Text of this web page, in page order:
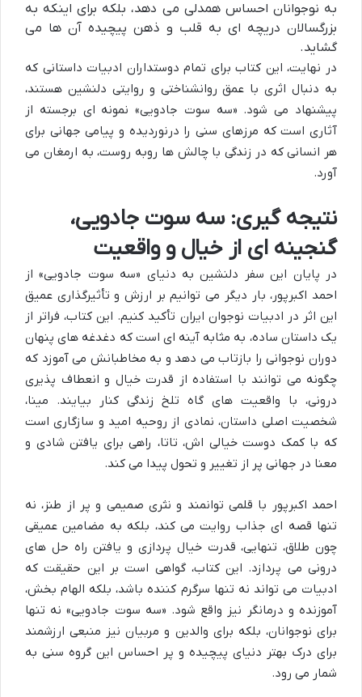
به نوجوانان احساس همدلی می دهد، بلکه برای اینکه به
بزرگسالان دریچه ای به قلب و ذهن پیچیده آن ها می
گشاید.
در نهایت، این کتاب برای تمام دوستداران ادبیات داستانی که
به دنبال اثری با عمق روانشناختی و روایتی دلنشین هستند،
پیشنهاد می شود. «سه سوت جادویی» نمونه ای برجسته از
آثاری است که مرزهای سنی را درنوردیده و پیامی جهانی برای
هر انسانی که در زندگی با چالش ها روبه روست، به ارمغان می
آورد.
نتیجه گیری: سه سوت جادویی،
گنجینه ای از خیال و واقعیت
در پایان این سفر دلنشین به دنیای «سه سوت جادویی» از
احمد اکبرپور، بار دیگر می توانیم بر ارزش و تأثیرگذاری عمیق
این اثر در ادبیات نوجوان ایران تأکید کنیم. این کتاب، فراتر از
یک داستان ساده، به مثابه آینه ای است که دغدغه های پنهان
دوران نوجوانی را بازتاب می دهد و به مخاطبانش می آموزد که
چگونه می توانند با استفاده از قدرت خیال و انعطاف پذیری
درونی، با واقعیت های گاه تلخ زندگی کنار بیایند. مینا،
شخصیت اصلی داستان، نمادی از روحیه امید و سازگاری است
که با کمک دوست خیالی اش، تاتا، راهی برای یافتن شادی و
معنا در جهانی پر از تغییر و تحول پیدا می کند.
احمد اکبرپور با قلمی توانمند و نثری صمیمی و پر از طنز، نه
تنها قصه ای جذاب روایت می کند، بلکه به مضامین عمیقی
چون طلاق، تنهایی، قدرت خیال پردازی و یافتن راه حل های
درونی می پردازد. این کتاب، گواهی است بر این حقیقت که
ادبیات می تواند نه تنها سرگرم کننده باشد، بلکه الهام بخش،
آموزنده و درمانگر نیز واقع شود. «سه سوت جادویی» نه تنها
برای نوجوانان، بلکه برای والدین و مربیان نیز منبعی ارزشمند
برای درک بهتر دنیای پیچیده و پر احساس این گروه سنی به
شمار می رود.